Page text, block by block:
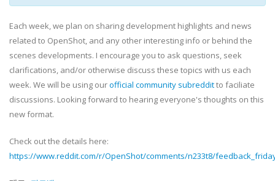
Each week, we plan on sharing development highlights and news
related to OpenShot, and any other interesting info or behind the
scenes developments. I encourage you to ask questions, seek
clarifications, and/or otherwise discuss these topics with us each
week. We will be using ourofficial community subredditto faciliate
discussions. Looking forward to hearing everyone's thoughts on this
new format.
Check out the details here:
https://www.reddit.com/r/OpenShot/comments/n233t8/